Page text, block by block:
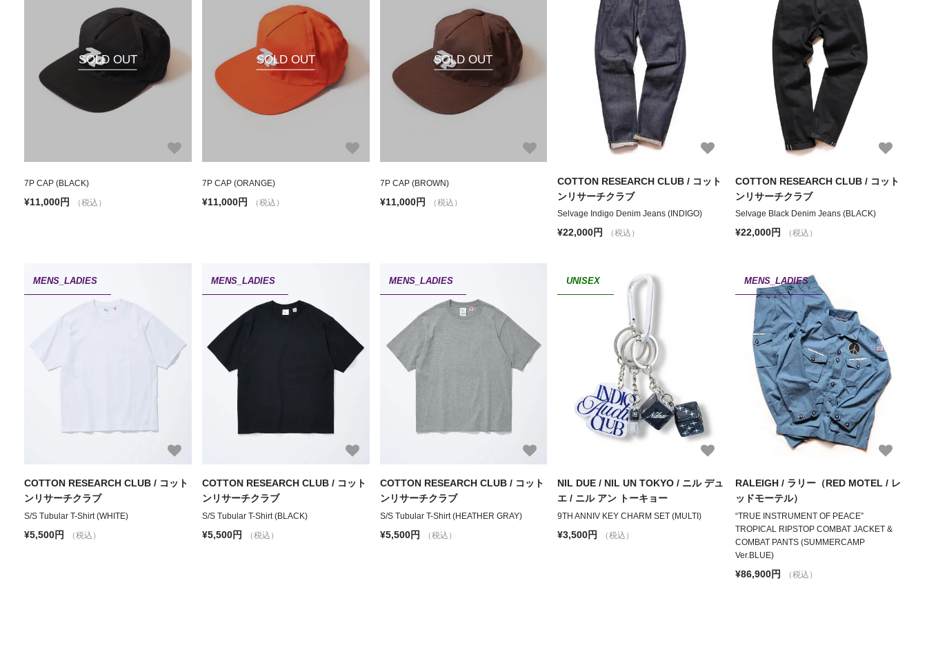
SOLD OUT
7P CAP (BLACK)
¥11,000円 （税込）
SOLD OUT
7P CAP (ORANGE)
¥11,000円 （税込）
SOLD OUT
7P CAP (BROWN)
¥11,000円 （税込）
COTTON RESEARCH CLUB / コット
ンリサーチクラブ
Selvage Indigo Denim Jeans (INDIGO)
¥22,000円 （税込）
COTTON RESEARCH CLUB / コット
ンリサーチクラブ
Selvage Black Denim Jeans (BLACK)
¥22,000円 （税込）
MENS_LADIES
COTTON RESEARCH CLUB / コット
ンリサーチクラブ
S/S Tubular T-Shirt (WHITE)
¥5,500円 （税込）
MENS_LADIES
COTTON RESEARCH CLUB / コット
ンリサーチクラブ
S/S Tubular T-Shirt (BLACK)
¥5,500円 （税込）
MENS_LADIES
COTTON RESEARCH CLUB / コット
ンリサーチクラブ
S/S Tubular T-Shirt (HEATHER GRAY)
¥5,500円 （税込）
UNISEX
NIL DUE / NIL UN TOKYO / ニル デュ
エ / ニル アン トーキョー
9TH ANNIV KEY CHARM SET (MULTI)
¥3,500円 （税込）
MENS_LADIES
RALEIGH / ラリー（RED MOTEL / レ
ッドモーテル）
“TRUE INSTRUMENT OF PEACE”
TROPICAL RIPSTOP COMBAT JACKET &
COMBAT PANTS (SUMMERCAMP
Ver.BLUE)
¥86,900円 （税込）